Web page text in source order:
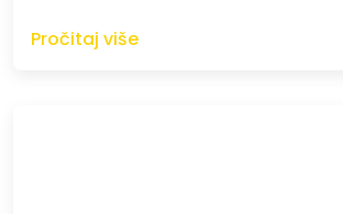
Pročitaj više